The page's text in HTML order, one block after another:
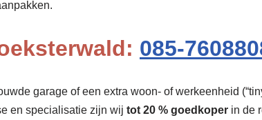
085-
garage of een extra woon- of werkeenheid
en specialisatie zijn wij tot 20 % goedkoper in de